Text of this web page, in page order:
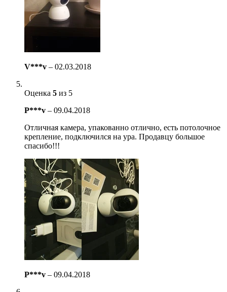
V***v – 02.03.2018
Оценка 5 из 5
P***v – 09.04.2018
Отличная камера, упакованно отлично, есть потолочное
крепление, подключился на ура. Продавцу большое
спасибо!!!
P***v – 09.04.2018